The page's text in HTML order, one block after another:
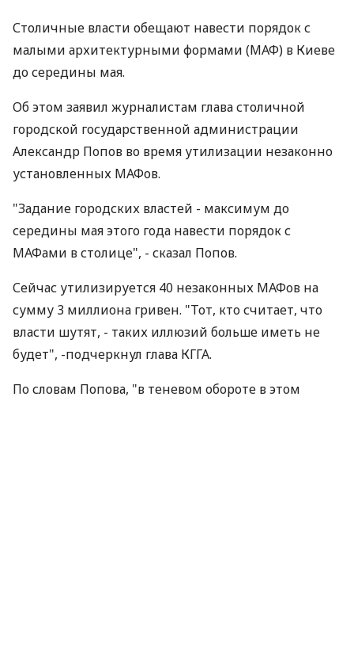
Столичные власти обещают навести порядок с
малыми архитектурными формами (МАФ) в Киеве
до середины мая.
Об этом заявил журналистам глава столичной
городской государственной администрации
Александр Попов во время утилизации незаконно
установленных МАФов.
"Задание городских властей - максимум до
середины мая этого года навести порядок с
МАФами в столице", - сказал Попов.
Сейчас утилизируется 40 незаконных МАФов на
сумму 3 миллиона гривен. "Тот, кто считает, что
власти шутят, - таких иллюзий больше иметь не
будет", -подчеркнул глава КГГА.
По словам Попова, "в теневом обороте в этом